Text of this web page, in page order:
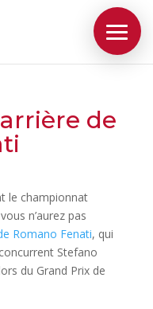
de
le championnat
n’aurez pas
Romano Fenati, qui
Stefano
du Grand Prix de